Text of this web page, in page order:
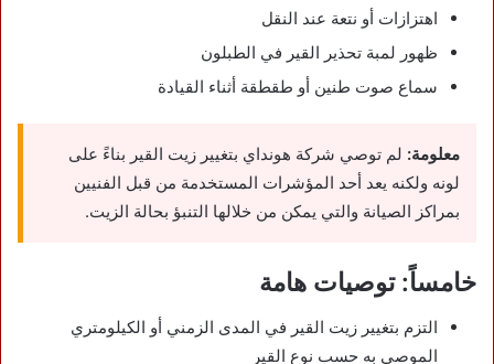
اهتزازات أو نتعة عند النقل
ظهور لمبة تحذير القير في الطبلون
سماع صوت طنين أو طقطقة أثناء القيادة
معلومة: لم توصي شركة هونداي بتغيير زيت القير بناءً على
لونه ولكنه يعد أحد المؤشرات المستخدمة من قبل الفنيين
بمراكز الصيانة والتي يمكن من خلالها التنبؤ بحالة الزيت.
خامساً: توصيات هامة
التزم بتغيير زيت القير في المدى الزمني أو الكيلومتري
الموصى به حسب نوع القير